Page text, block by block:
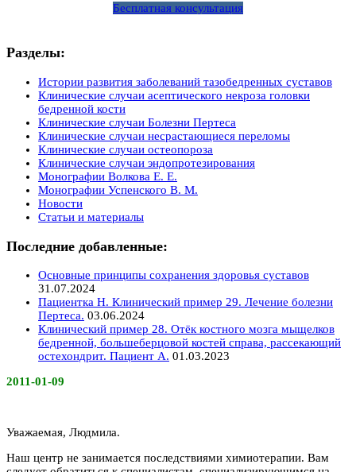
Бесплатная консультация
Разделы:
Истории развития заболеваний тазобедренных суставов
Клинические случаи асептического некроза головки
бедренной кости
Клинические случаи Болезни Пертеса
Клинические случаи несрастающиеся переломы
Клинические случаи остеопороза
Клинические случаи эндопротезирования
Монографии Волкова Е. Е.
Монографии Успенского В. М.
Новости
Статьи и материалы
Последние добавленные:
Основные принципы сохранения здоровья суставов
31.07.2024
Пациентка Н. Клинический пример 29. Лечение болезни
Пертеса. 03.06.2024
Клинический пример 28. Отёк костного мозга мыщелков
бедренной, большеберцовой костей справа, рассекающий
остехондрит. Пациент А. 01.03.2023
2011-01-09
Уважаемая, Людмила.
Наш центр не занимается последствиями химиотерапии. Вам